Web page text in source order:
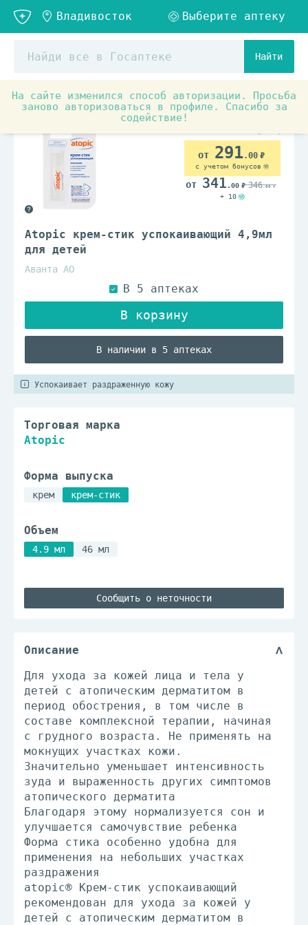
Найти
На сайте изменился способ авторизации. Просьба
заново авторизоваться в профиле. Спасибо за
содействие!
Детское питание и уход Детская косметика и
Atopic крем-стик успокаивающий 4,9мл
для детей
Аванта АО
В наличии в 5 аптеках
291.00
с учетом бонусов
341 .00 346.00
+ 10
Успокаивает раздраженную кожу
Торговая марка
Atopic
Форма выпуска
крем крем-стик
Объем
4.9 мл 46 мл
Сообщить о неточности
Описание
Для ухода за кожей лица и тела у
детей с атопическим дерматитом в
период обострения, в том числе в
составе комплексной терапии, начиная
с грудного возраста. Не применять на
мокнущих участках кожи.
Значительно уменьшает интенсивность
зуда и выраженность других симптомов
атопического дерматита
Благодаря этому нормализуется сон и
улучшается самочувствие ребенка
Форма стика особенно удобна для
применения на небольших участках
раздражения
atopic® Крем-стик успокаивающий
рекомендован для ухода за кожей у
детей с атопическим дерматитом в